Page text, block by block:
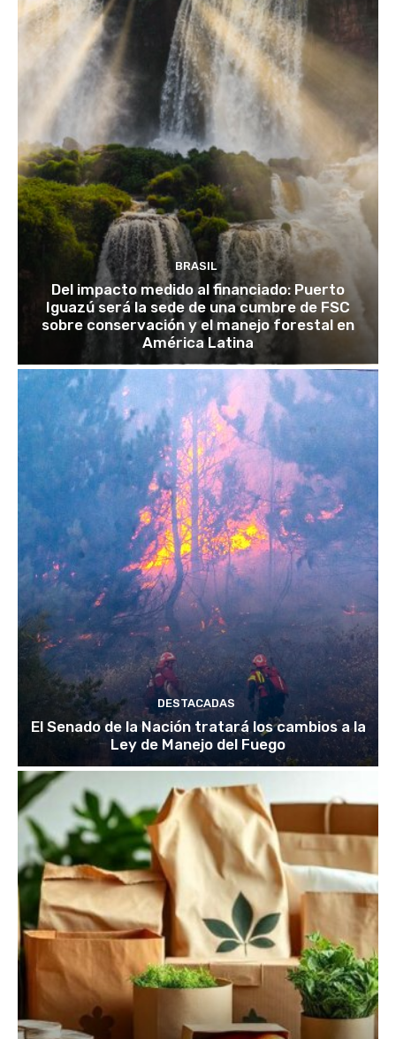
BRASIL
Del impacto medido al financiado: Puerto
Iguazú será la sede de una cumbre de FSC
sobre conservación y el manejo forestal en
América Latina
DESTACADAS
El Senado de la Nación tratará los cambios a la
Ley de Manejo del Fuego